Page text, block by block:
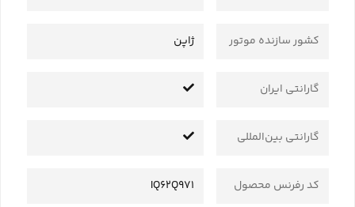
کشور سازنده موتور ژاپن
گارانتی ایران
گارانتی بین‌المللی
کد رفرنس محصول IQ62Q971